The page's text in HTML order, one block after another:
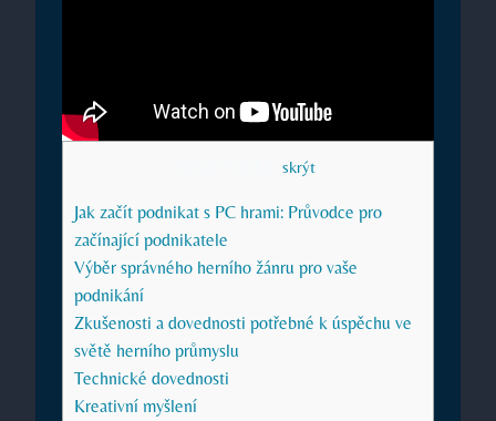
skrýt]
Jak začít podnikat s PC hrami: Průvodce pro
začínající podnikatele
Výběr správného herního žánru pro vaše
podnikání
Zkušenosti a dovednosti potřebné k úspěchu ve
světě herního průmyslu
Technické dovednosti
Kreativní myšlení